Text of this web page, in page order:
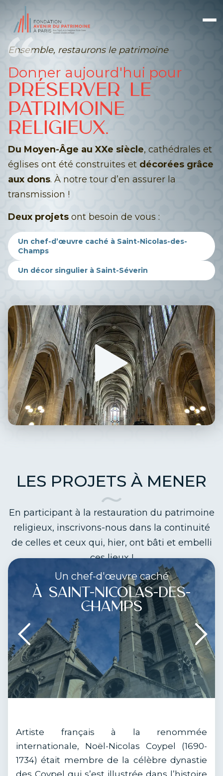
Ensemble, restaurons le patrimoine
Donner aujourd'hui pour
PRÉSERVER LE
PATRIMOINE
RELIGIEUX.
Du Moyen-Âge au XXe siècle, cathédrales et
églises ont été construites et décorées grâce
aux dons. À notre tour d’en assurer la
transmission !
Deux projets ont besoin de vous :
Un chef-d’œuvre caché à Saint-Nicolas-des-
Champs
Un décor singulier à Saint-Séverin
LES PROJETS À MENER
En participant à la restauration du patrimoine
religieux, inscrivons-nous dans la continuité
de celles et ceux qui, hier, ont bâti et embelli
ces lieux !
Un chef-d'œuvre caché
À SAINT-NICOLAS-DES-
CHAMPS
Artiste français à la renommée
internationale, Noël-Nicolas Coypel (1690-
1734) était membre de la célèbre dynastie
des Coypel qui s’est illustrée dans l’histoire